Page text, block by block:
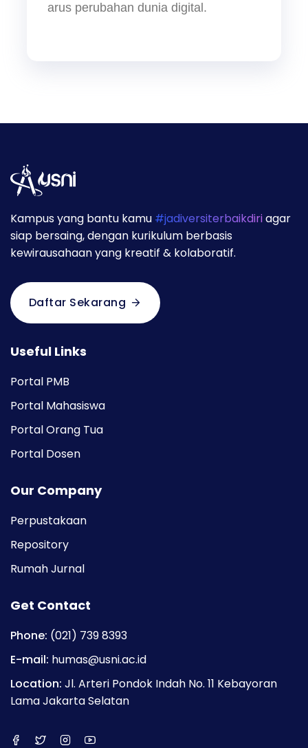
arus perubahan dunia digital.
Kampus yang bantu kamu #jadiversiterbaikdiriagar
siap bersaing, dengan kurikulum berbasis
kewirausahaan yang kreatif & kolaboratif.
Daftar Sekarang
Useful Links
Portal PMB
Portal Mahasiswa
Portal Orang Tua
Portal Dosen
Our Company
Perpustakaan
Repository
Rumah Jurnal
Get Contact
Phone: (021) 739 8393
E-mail: humas@usni.ac.id
Location: Jl. Arteri Pondok Indah No. 11 Kebayoran
Lama Jakarta Selatan